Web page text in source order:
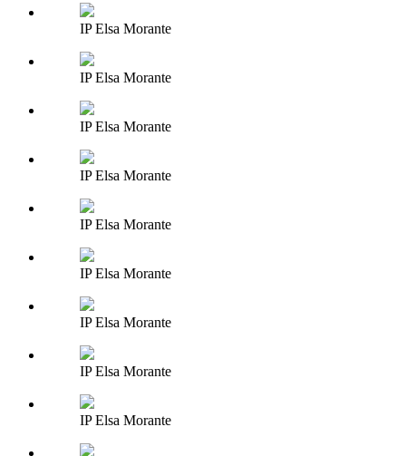
IP Elsa Morante
IP Elsa Morante
IP Elsa Morante
IP Elsa Morante
IP Elsa Morante
IP Elsa Morante
IP Elsa Morante
IP Elsa Morante
IP Elsa Morante